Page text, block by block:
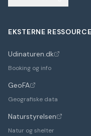
EKSTERNE
Udinaturen.dk
(åbner i nyt faneblad)
Booking og info
GeoFA
(åbner i nyt faneblad)
Geografiske data
Naturstyrelsen
(åbner i nyt faneblad)
Natur og shelter